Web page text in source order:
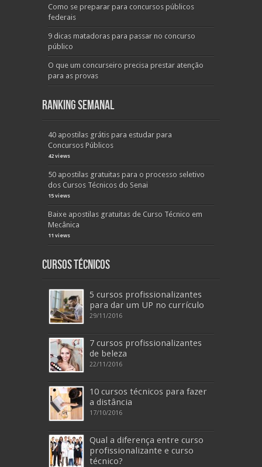
Como se preparar para concursos públicos
federais
9 dicas matadoras para passar no concurso
público
O que um concurseiro precisa prestar atenção
para as provas
Ranking Semanal
40 apostilas grátis para estudar para
Concursos Públicos
42 views
50 apostilas gratuitas para o processo seletivo
dos Cursos Técnicos do Senai
15 views
Baixe apostilas gratuitas de Curso Técnico em
Mecânica
11 views
Cursos Técnicos
5 cursos profissionalizantes
para dar um UP no currículo
29/11/2016
7 cursos profissionalizantes
de beleza
22/11/2016
10 cursos técnicos para fazer
a distância
17/10/2016
Qual a diferença entre curso
profissionalizante e curso
técnico?